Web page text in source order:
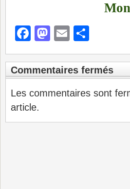
Facebook
Mastodon
Email
Commentaires fermés
Les commentaires sont
article.